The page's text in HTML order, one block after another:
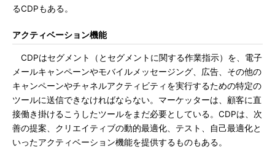
るCDPもある。
アクティベーション機能
CDPはセグメント（とセグメントに関する作業指示）を、電子
メールキャンペーンやモバイルメッセージング、広告、その他の
キャンペーンやチャネルアクティビティを実行するための特定の
ツールに送信できなければならない。マーケッターは、顧客に直
接働き掛けるこうしたツールをまだ必要としている。CDPは、次
善の提案、クリエイティブの動的最適化、テスト、自己最適化と
いったアクティベーション機能を提供するものもある。